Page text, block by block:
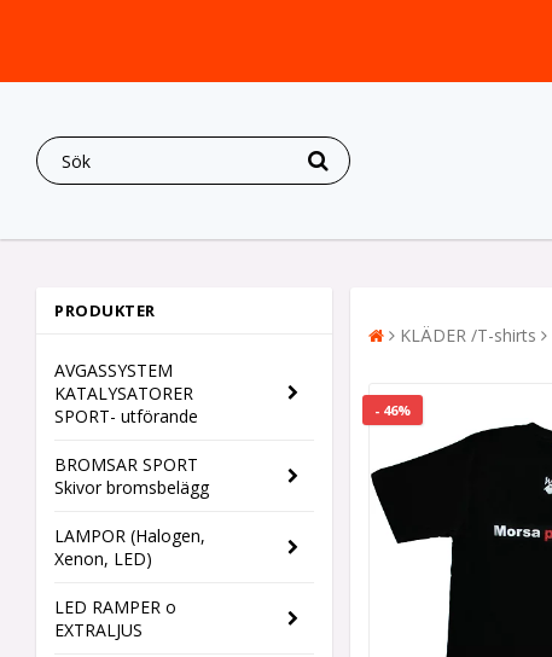
PRODUKTER
AVGASSYSTEM
KATALYSATORER
SPORT- utförande
BROMSAR SPORT
Skivor bromsbelägg
LAMPOR (Halogen,
Xenon, LED)
LED RAMPER o
EXTRALJUS
KLÄDER /T-shirts
- 46%